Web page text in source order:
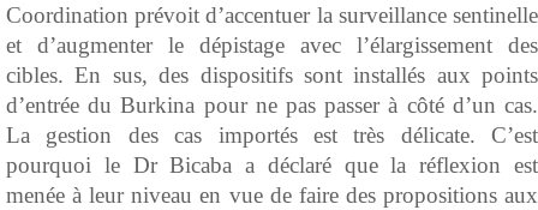
Coordination prévoit d’accentuer la surveillance sentinelle
et d’augmenter le dépistage avec l’élargissement des
cibles. En sus, des dispositifs sont installés aux points
d’entrée du Burkina pour ne pas passer à côté d’un cas.
La gestion des cas importés est très délicate. C’est
pourquoi le Dr Bicaba a déclaré que la réflexion est
menée à leur niveau en vue de faire des propositions aux